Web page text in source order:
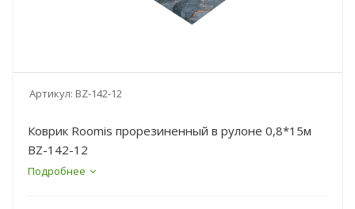
Артикул: BZ-142-12
Коврик Roomis прорезиненный в рулоне 0,8*15м
BZ-142-12
Подробнее